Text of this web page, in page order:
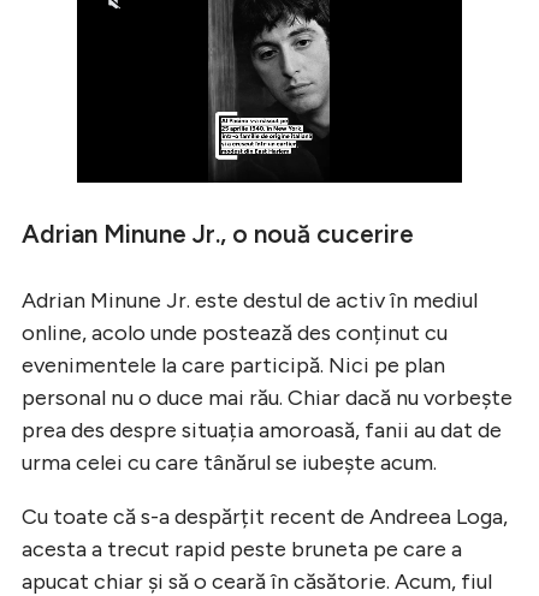
Adrian Minune Jr., o nouă cucerire
Adrian Minune Jr. este destul de activ în mediul
online, acolo unde postează des conținut cu
evenimentele la care participă. Nici pe plan
personal nu o duce mai rău. Chiar dacă nu vorbește
prea des despre situația amoroasă, fanii au dat de
urma celei cu care tânărul se iubește acum.
Cu toate că s-a despărțit recent de Andreea Loga,
acesta a trecut rapid peste bruneta pe care a
apucat chiar și să o ceară în căsătorie. Acum, fiul